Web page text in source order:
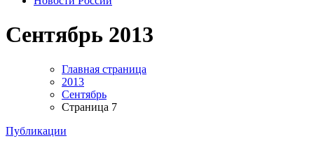
Сентябрь 2013
Главная страница
2013
Сентябрь
Страница 7
Публикации